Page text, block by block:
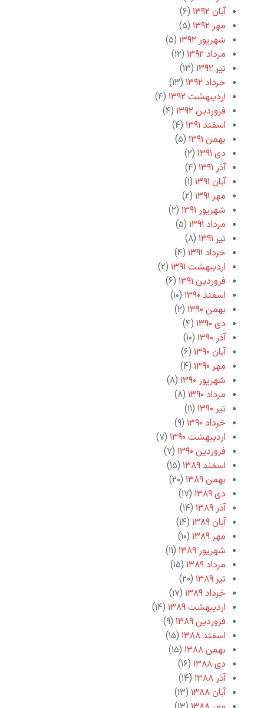
آبان ۱۳۹۲
(۶)
مهر ۱۳۹۲
(۵)
شهریور ۱۳۹۲
(۵)
مرداد ۱۳۹۲
(۱۲)
تیر ۱۳۹۲
(۱۳)
خرداد ۱۳۹۲
(۱۳)
اردیبهشت ۱۳۹۲
(۴)
فروردین ۱۳۹۲
(۴)
اسفند ۱۳۹۱
(۴)
بهمن ۱۳۹۱
(۵)
دی ۱۳۹۱
(۲)
آذر ۱۳۹۱
(۴)
آبان ۱۳۹۱
(۱)
مهر ۱۳۹۱
(۲)
شهریور ۱۳۹۱
(۲)
مرداد ۱۳۹۱
(۵)
تیر ۱۳۹۱
(۸)
خرداد ۱۳۹۱
(۴)
اردیبهشت ۱۳۹۱
(۲)
فروردین ۱۳۹۱
(۶)
اسفند ۱۳۹۰
(۱۰)
بهمن ۱۳۹۰
(۲)
دی ۱۳۹۰
(۴)
آذر ۱۳۹۰
(۱۰)
آبان ۱۳۹۰
(۶)
مهر ۱۳۹۰
(۴)
شهریور ۱۳۹۰
(۸)
مرداد ۱۳۹۰
(۸)
تیر ۱۳۹۰
(۱۱)
خرداد ۱۳۹۰
(۹)
اردیبهشت ۱۳۹۰
(۷)
فروردین ۱۳۹۰
(۷)
اسفند ۱۳۸۹
(۱۵)
بهمن ۱۳۸۹
(۲۰)
دی ۱۳۸۹
(۱۷)
آذر ۱۳۸۹
(۱۴)
آبان ۱۳۸۹
(۱۴)
مهر ۱۳۸۹
(۱۰)
شهریور ۱۳۸۹
(۱۱)
مرداد ۱۳۸۹
(۱۵)
تیر ۱۳۸۹
(۲۰)
خرداد ۱۳۸۹
(۱۷)
اردیبهشت ۱۳۸۹
(۱۴)
فروردین ۱۳۸۹
(۹)
اسفند ۱۳۸۸
(۱۵)
بهمن ۱۳۸۸
(۱۵)
دی ۱۳۸۸
(۱۶)
آذر ۱۳۸۸
(۱۴)
آبان ۱۳۸۸
(۱۳)